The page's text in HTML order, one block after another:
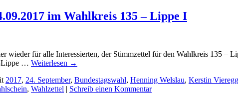
im Wahlkreis 135 – Lippe I
wieder für alle Interessierten, der Stimmzettel für den Wahlkreis 135 –
Lippe … Weiterlesen →
2017, 24. September, Bundestagswahl, Henning Welslau, Kerstin
, Wahlzettel | Schreib einen Kommentar